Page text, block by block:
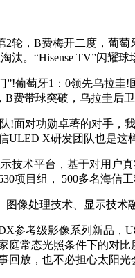
轮，B费梅开二度，葡
汰。“Hisense TV”闪耀
”!葡萄牙1：0领先乌拉
费带球突破，乌拉圭后
!面对功勋卓著的对手
ULED X研发团队也是
技术平台，基于对用户
项目组， 500多名海
像处理技术、显示技
参考级影像系列新品，
庭常态光照条件下的对
回放，也不必担心太阳